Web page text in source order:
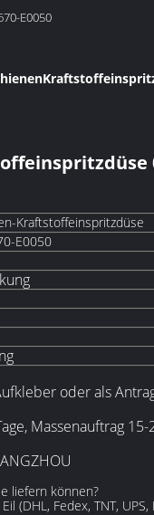
E0050
Kraftstoffeinspritzdüse
E0050
oder als
Massenauftrag 15-
liefern können?
(DHL, Fedex, TNT, UPS,